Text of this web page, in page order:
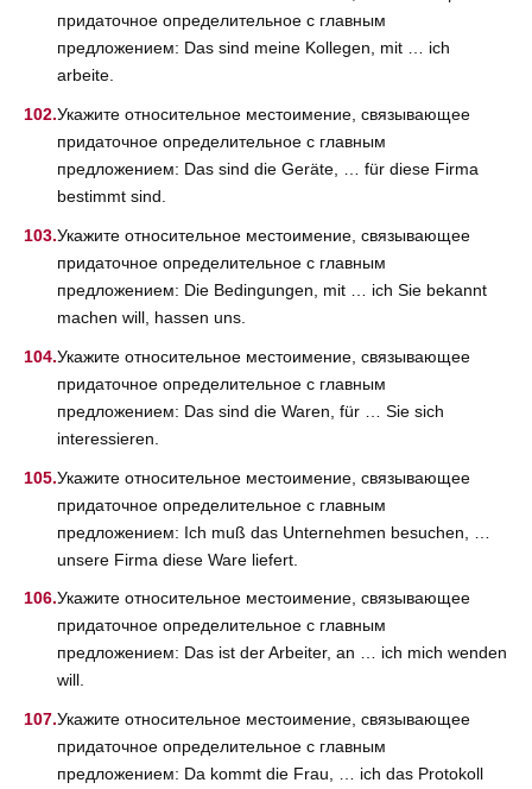
придаточное определительное с главным
предложением: Das sind meine Kollegen, mit … ich
arbeite.
Укажите относительное местоимение, связывающее
придаточное определительное с главным
предложением: Das sind die Geräte, … für diese Firma
bestimmt sind.
Укажите относительное местоимение, связывающее
придаточное определительное с главным
предложением: Die Bedingungen, mit … ich Sie bekannt
machen will, hassen uns.
Укажите относительное местоимение, связывающее
придаточное определительное с главным
предложением: Das sind die Waren, für … Sie sich
interessieren.
Укажите относительное местоимение, связывающее
придаточное определительное с главным
предложением: Ich muß das Unternehmen besuchen, …
unsere Firma diese Ware liefert.
Укажите относительное местоимение, связывающее
придаточное определительное с главным
предложением: Das ist der Arbeiter, an … ich mich wenden
will.
Укажите относительное местоимение, связывающее
придаточное определительное с главным
предложением: Da kommt die Frau, … ich das Protokoll